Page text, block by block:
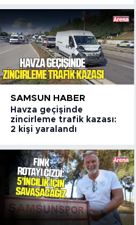
SAMSUN HABER
Havza geçişinde
zincirleme trafik kazası:
2 kişi yaralandı